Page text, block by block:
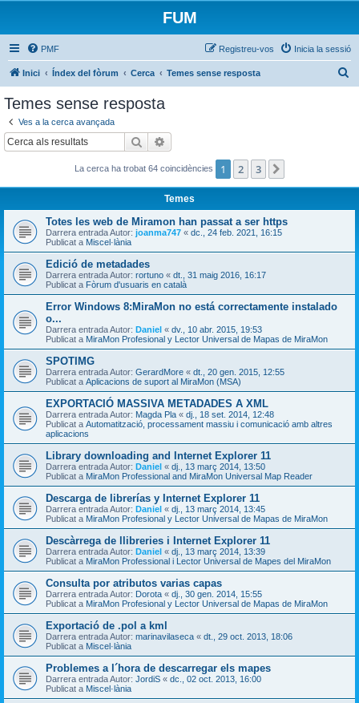
FUM
PMF Inicia la sessió
Registreu-vos
Inici Índex del fòrum Cerca Temes sense resposta
Temes sense resposta
Ves a la cerca avançada
Cerca
La cerca ha trobat 64 coincidències 1 2 3
Temes
Totes les web de Miramon han passat a ser https
Darrera entrada Autor: joanma747 « dc., 24 feb. 2021, 16:15
Publicat a Miscel·lània
Edició de metadades
Darrera entrada Autor: rortuno « dt., 31 maig 2016, 16:17
Publicat a Fòrum d'usuaris en català
Error Windows 8:MiraMon no está correctamente instalado
o...
Darrera entrada Autor: Daniel « dv., 10 abr. 2015, 19:53
Publicat a MiraMon Profesional y Lector Universal de Mapas de MiraMon
SPOTIMG
Darrera entrada Autor: GerardMore « dt., 20 gen. 2015, 12:55
Publicat a Aplicacions de suport al MiraMon (MSA)
EXPORTACIÓ MASSIVA METADADES A XML
Darrera entrada Autor: Magda Pla « dj., 18 set. 2014, 12:48
Publicat a Automatització, processament massiu i comunicació amb altres
aplicacions
Library downloading and Internet Explorer 11
Darrera entrada Autor: Daniel « dj., 13 març 2014, 13:50
Publicat a MiraMon Professional and MiraMon Universal Map Reader
Descarga de librerías y Internet Explorer 11
Darrera entrada Autor: Daniel « dj., 13 març 2014, 13:45
Publicat a MiraMon Profesional y Lector Universal de Mapas de MiraMon
Descàrrega de llibreries i Internet Explorer 11
Darrera entrada Autor: Daniel « dj., 13 març 2014, 13:39
Publicat a MiraMon Professional i Lector Universal de Mapes del MiraMon
Consulta por atributos varias capas
Darrera entrada Autor: Dorota « dj., 30 gen. 2014, 15:55
Publicat a MiraMon Profesional y Lector Universal de Mapas de MiraMon
Exportació de .pol a kml
Darrera entrada Autor: marinavilaseca « dt., 29 oct. 2013, 18:06
Publicat a Miscel·lània
Problemes a l´hora de descarregar els mapes
Darrera entrada Autor: JordiS « dc., 02 oct. 2013, 16:00
Publicat a Miscel·lània